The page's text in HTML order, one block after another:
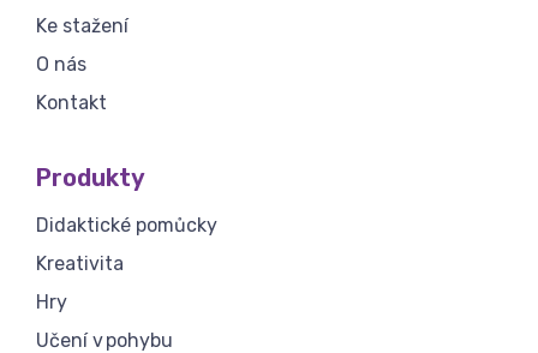
Ke stažení
O nás
Kontakt
Produkty
Didaktické pomůcky
Kreativita
Hry
Učení v pohybu